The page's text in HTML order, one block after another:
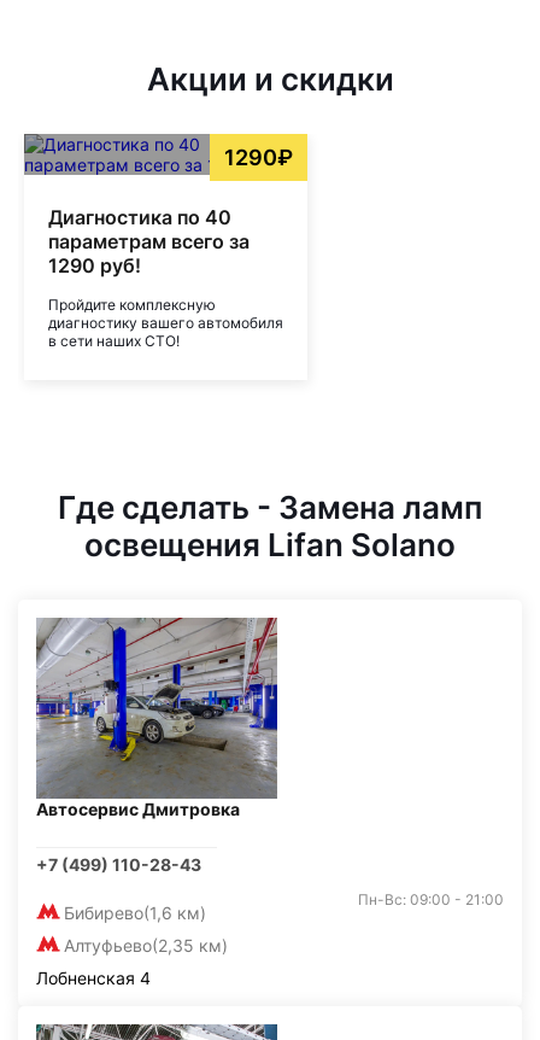
Акции и скидки
1290₽
Диагностика по 40
параметрам всего за
1290 руб!
Пройдите комплексную
диагностику вашего автомобиля
в сети наших СТО!
Где сделать - Замена ламп
освещения Lifan Solano
Автосервис Дмитровка
+7 (499) 110-28-43
Бибирево(1,6 км)
Алтуфьево(2,35 км)
Пн-Вс: 09:00 - 21:00
Лобненская 4